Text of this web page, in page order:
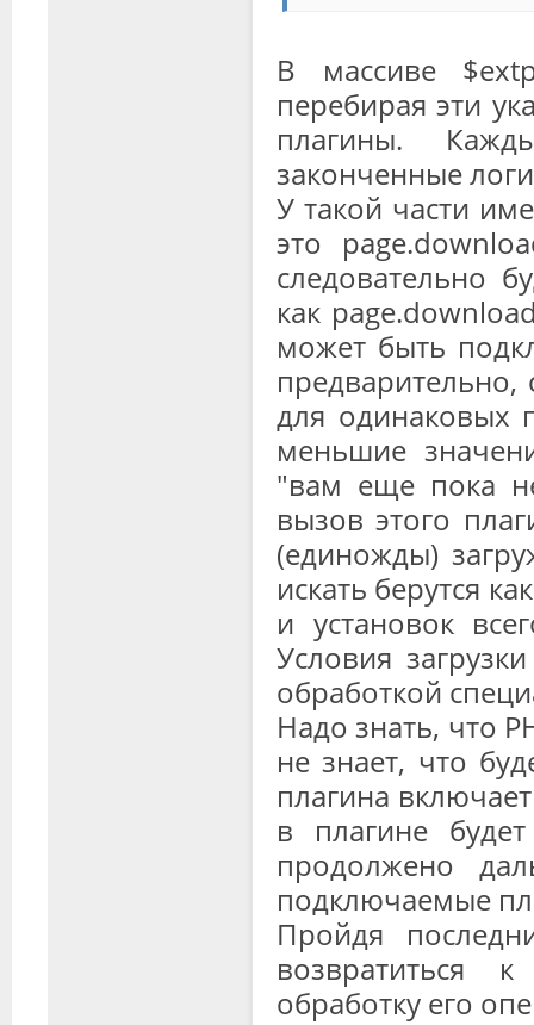
В массиве
перебирая эти
плагины.
законченные
У такой части
это
следовательно
как
может быть
для одинаковых
меньшие
"вам еще пока
вызов этого
(единожды)
искать берутся
и установок
Условия
обработкой
Надо знать, что
не знает, что
плагина
в плагине
продолжено
подключаемые
Пройдя
возвратиться
обработку его